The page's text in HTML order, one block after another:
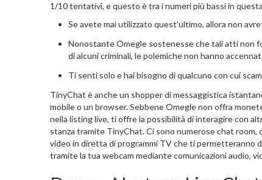
1/10 tentativi, e questo è tra i numeri più bassi in
Se avete mai utilizzato quest’ultimo, allora non
Nonostante Omegle sostenesse che tali atti non
di alcuni criminali, le polemiche non hanno
Ti senti solo e hai bisogno di qualcuno con cui
TinyChat è anche un shopper di messaggistica
mobile o un browser. Sebbene Omegle non offra
nella listing live, ti offre la possibilità di interagire con
stanza tramite TinyChat. Ci sono numerose chat
video in diretta di programmi TV che ti permetteranno
tramite la tua webcam mediante comunicazioni audio,